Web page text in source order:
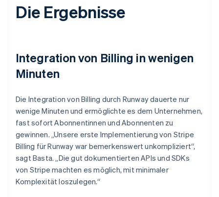
Die Ergebnisse
Integration von Billing in wenigen
Minuten
Die Integration von Billing durch Runway dauerte nur
wenige Minuten und ermöglichte es dem Unternehmen,
fast sofort Abonnentinnen und Abonnenten zu
gewinnen. „Unsere erste Implementierung von Stripe
Billing für Runway war bemerkenswert unkompliziert“,
sagt Basta. „Die gut dokumentierten APIs und SDKs
von Stripe machten es möglich, mit minimaler
Komplexität loszulegen.“